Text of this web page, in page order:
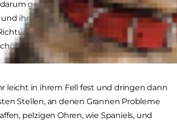
geht, die Samen nur in eine Richtung
ihn durch die Finger gleiten lässt, wirst
zu bewegen. Für die Granne, die in
und gut, aber für unsere Hunde kann es
leicht in ihrem Fell fest und dringen dann
Stellen, an denen Grannen Probleme
pelzigen Ohren, wie Spaniels, und